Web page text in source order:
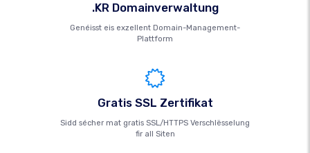
.KR Domainverwaltung
Genéisst eis exzellent Domain-Management-
Plattform
Gratis SSL Zertifikat
Sidd sécher mat gratis SSL/HTTPS Verschlësselung
fir all Siten